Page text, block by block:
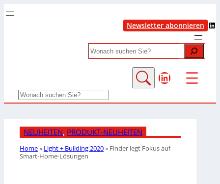
Newsletter abonnieren LinkedIn
Search
LinkedIn
Search
NEUHEITEN, PRODUKT-NEUHEITEN
Home» Light + Building 2020» Finder legt Fokus auf
Smart-Home-Lösungen